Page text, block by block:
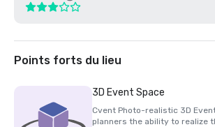
Points forts du lieu
3D Event Space
Cvent Photo-realistic 3D
planners the ability to realize